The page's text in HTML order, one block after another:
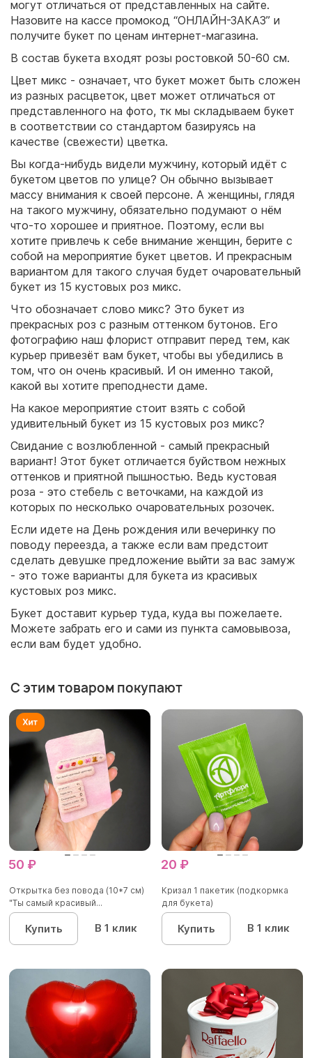
могут отличаться от представленных на сайте.
Назовите на кассе промокод “ОНЛАЙН-ЗАКАЗ” и
получите букет по ценам интернет-магазина.
В состав букета входят розы ростовкой 50-60 см.
Цвет микс - означает, что букет может быть сложен
из разных расцветок, цвет может отличаться от
представленного на фото, тк мы складываем букет
в соответствии со стандартом базируясь на
качестве (свежести) цветка.
Вы когда-нибудь видели мужчину, который идёт с
букетом цветов по улице? Он обычно вызывает
массу внимания к своей персоне. А женщины, глядя
на такого мужчину, обязательно подумают о нём
что-то хорошее и приятное. Поэтому, если вы
хотите привлечь к себе внимание женщин, берите с
собой на мероприятие букет цветов. И прекрасным
вариантом для такого случая будет очаровательный
букет из 15 кустовых роз микс.
Что обозначает слово микс? Это букет из
прекрасных роз с разным оттенком бутонов. Его
фотографию наш флорист отправит перед тем, как
курьер привезёт вам букет, чтобы вы убедились в
том, что он очень красивый. И он именно такой,
какой вы хотите преподнести даме.
На какое мероприятие стоит взять с собой
удивительный букет из 15 кустовых роз микс?
Свидание с возлюбленной - самый прекрасный
вариант! Этот букет отличается буйством нежных
оттенков и приятной пышностью. Ведь кустовая
роза - это стебель с веточками, на каждой из
которых по несколько очаровательных розочек.
Если идете на День рождения или вечеринку по
поводу переезда, а также если вам предстоит
сделать девушке предложение выйти за вас замуж
- это тоже варианты для букета из красивых
кустовых роз микс.
Букет доставит курьер туда, куда вы пожелаете.
Можете забрать его и сами из пункта самовывоза,
если вам будет удобно.
С этим товаром покупают
50 ₽
Открытка без повода (10*7 см)
"Ты самый красивый...
Купить В 1 клик
20 ₽
Кризал 1 пакетик (подкормка
для букета)
Купить В 1 клик